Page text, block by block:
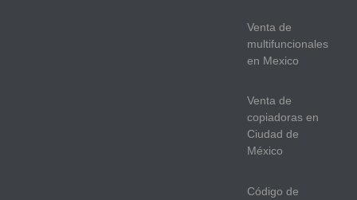
Venta de
multifuncionales
en Mexico
Venta de
copiadoras en
Ciudad de
México
Código de